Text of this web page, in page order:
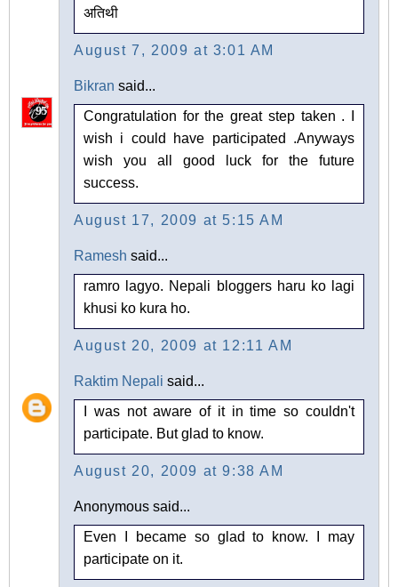
अतिथी
August 7, 2009 at 3:01 AM
Bikran said...
Congratulation for the great step taken . I
wish i could have participated .Anyways
wish you all good luck for the future
success.
August 17, 2009 at 5:15 AM
Ramesh said...
ramro lagyo. Nepali bloggers haru ko lagi
khusi ko kura ho.
August 20, 2009 at 12:11 AM
Raktim Nepali said...
I was not aware of it in time so couldn't
participate. But glad to know.
August 20, 2009 at 9:38 AM
Anonymous said...
Even I became so glad to know. I may
participate on it.